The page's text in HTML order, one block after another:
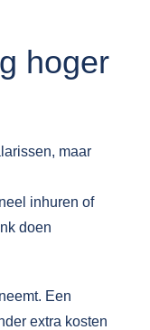
hoger
maar
inhuren of
doen
Een
extra kosten